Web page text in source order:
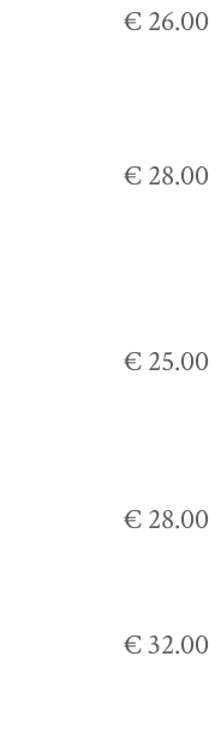
€ 26.00
€ 28.00
€ 25.00
€ 28.00
€ 32.00